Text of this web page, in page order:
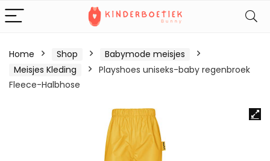
Home Shop
Babymode meisjes
Meisjes Kleding
Playshoes uniseks-baby regenbroek
Fleece-Halbhose